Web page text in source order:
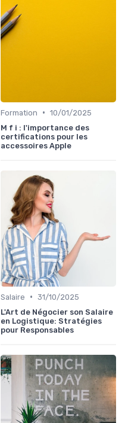
Formation • 10/01/2025
M f i : l'importance des
certifications pour les
accessoires Apple
Salaire • 31/10/2025
L'Art de Négocier son Salaire
en Logistique: Stratégies
pour Responsables